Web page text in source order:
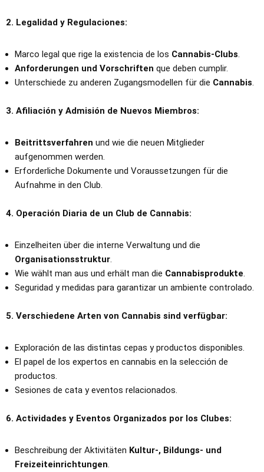
2. Legalidad y Regulaciones:
Marco legal que rige la existencia de los Cannabis-Clubs
Anforderungen und Vorschriften que deben cumplir.
Unterschiede zu anderen Zugangsmodellen für die Cannabis
3. Afiliación y Admisión de Nuevos Miembros:
Beitrittsverfahren und wie die neuen Mitglieder
aufgenommen werden.
Erforderliche Dokumente und Voraussetzungen für die
Aufnahme in den Club.
4. Operación Diaria de un Club de Cannabis:
Einzelheiten über die interne Verwaltung und die
Organisationsstruktur
Wie wählt man aus und erhält man die Cannabisprodukte
Seguridad y medidas para garantizar un ambiente controlado.
5. Verschiedene Arten von Cannabis sind verfügbar:
Exploración de las distintas cepas y productos disponibles.
El papel de los expertos en cannabis en la selección de
productos.
Sesiones de cata y eventos relacionados.
6. Actividades y Eventos Organizados por los Clubes:
Beschreibung der Aktivitäten Kultur-, Bildungs- und
Freizeiteinrichtungen